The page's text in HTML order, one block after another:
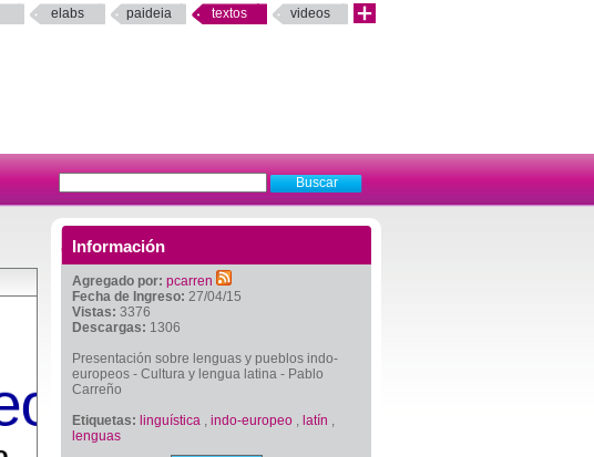
elabs paideia textos videos
Información
Agregado por: pcarren
Fecha de Ingreso: 27/04/15
Vistas: 3376
Descargas: 1306
Presentación sobre lenguas y pueblos indo-
europeos - Cultura y lengua latina - Pablo
Carreño
Etiquetas: linguística , indo-europeo , latín ,
lenguas